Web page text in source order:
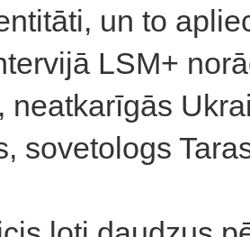
un to
LSM+
neatkarīgās
sovetologs